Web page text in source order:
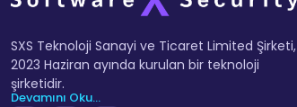
SXS Teknoloji Sanayi ve Ticaret Limited Şirketi,
2023 Haziran ayında kurulan bir teknoloji
şirketidir.
Devamını Oku...